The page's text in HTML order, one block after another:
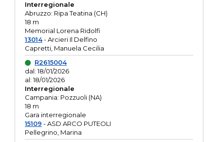
Interregionale
Abruzzo: Ripa Teatina (CH)
18 m
Memorial Lorena Ridolfi
13014- Arcieri Il Delfino
Capretti, Manuela Cecilia
R2615004
dal: 18/01/2026
al: 18/01/2026
Interregionale
Campania: Pozzuoli (NA)
18 m
Gara interregionale
15109 - ASD ARCO PUTEOLI
Pellegrino, Marina